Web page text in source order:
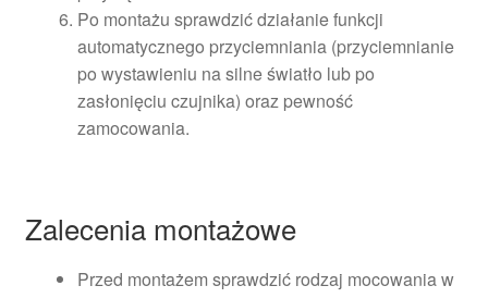
Po montażu sprawdzić działanie funkcji
automatycznego przyciemniania (przyciemnianie
po wystawieniu na silne światło lub po
zasłonięciu czujnika) oraz pewność
zamocowania.
Zalecenia montażowe
Przed montażem sprawdzić rodzaj mocowania w